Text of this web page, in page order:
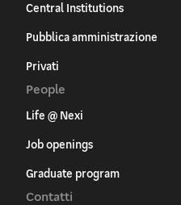
Central Institutions
Pubblica amministrazione
Privati
People
Life @ Nexi
Job openings
Graduate program
Contatti